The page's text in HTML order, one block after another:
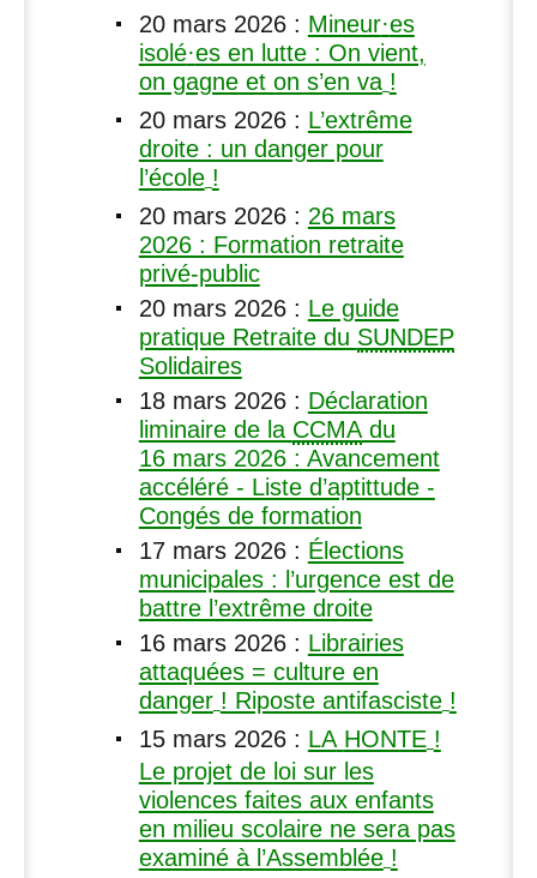
20 mars 2026: Mineur·es
isolé·es en lutte : On vient,
on gagne et on s’en va !
20 mars 2026: L’extrême
droite : un danger pour
l’école !
20 mars 2026: 26 mars
2026 : Formation retraite
privé-public
20 mars 2026: Le guide
pratique Retraite du SUNDEP
Solidaires
18 mars 2026: Déclaration
liminaire de la CCMAdu
16 mars 2026 : Avancement
accéléré - Liste d’aptittude -
Congés de formation
17 mars 2026: Élections
municipales : l’urgence est de
battre l’extrême droite
16 mars 2026: Librairies
attaquées = culture en
danger ! Riposte antifasciste !
15 mars 2026: LA HONTE !
Le projet de loi sur les
violences faites aux enfants
en milieu scolaire ne sera pas
examiné à l’Assemblée !